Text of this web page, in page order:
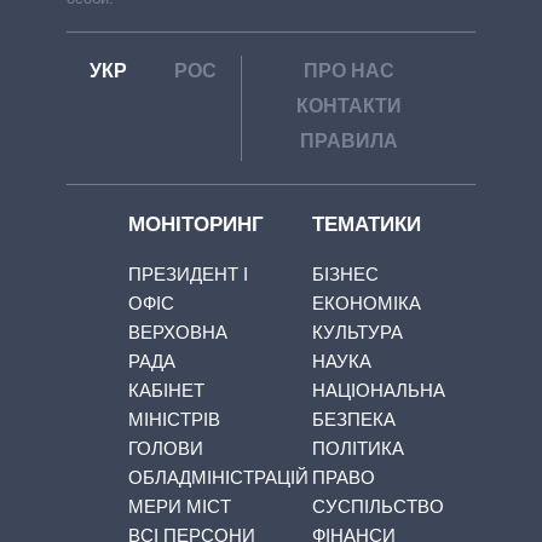
УКР РОС
ПРО НАС
КОНТАКТИ
ПРАВИЛА
МОНІТОРИНГ
ПРЕЗИДЕНТ І
ОФІС
ВЕРХОВНА
РАДА
КАБІНЕТ
МІНІСТРІВ
ГОЛОВИ
ОБЛАДМІНІСТРАЦІЙ
МЕРИ МІСТ
ВСІ ПЕРСОНИ
ТЕМАТИКИ
БІЗНЕС
ЕКОНОМІКА
КУЛЬТУРА
НАУКА
НАЦІОНАЛЬНА
БЕЗПЕКА
ПОЛІТИКА
ПРАВО
СУСПІЛЬСТВО
ФІНАНСИ